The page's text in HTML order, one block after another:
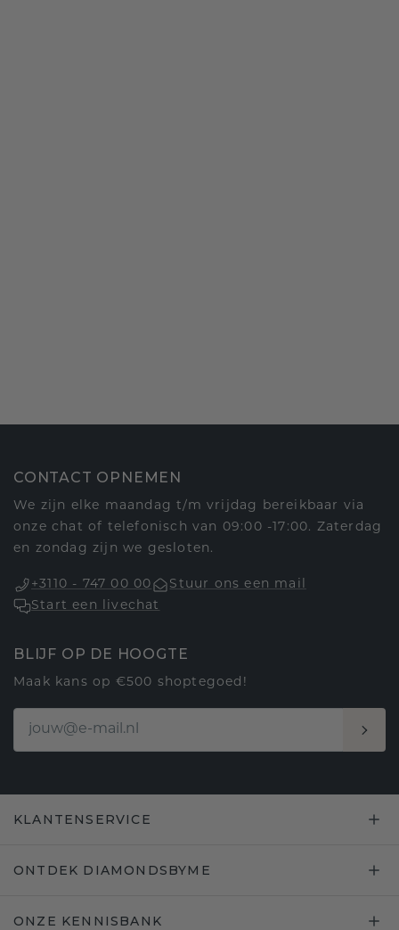
CONTACT OPNEMEN
We zijn elke maandag t/m vrijdag bereikbaar via
onze chat of telefonisch van 09:00 -17:00. Zaterdag
en zondag zijn we gesloten.
+3110 - 747 00 00
Stuur ons een mail
Start een livechat
BLIJF OP DE HOOGTE
Maak kans op €500 shoptegoed!
KLANTENSERVICE
ONTDEK DIAMONDSBYME
ONZE KENNISBANK